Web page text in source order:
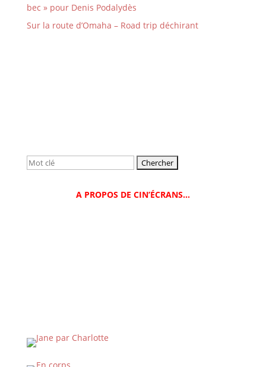
bec » pour Denis Podalydès
Sur la route d’Omaha – Road trip déchirant
Rechercher:
A PROPOS DE CIN’ÉCRANS…